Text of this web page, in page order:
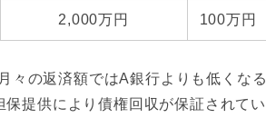
2,000万円 100万円
々の返済額ではA銀行よりも低くなる
提供により債権回収が保証されてい